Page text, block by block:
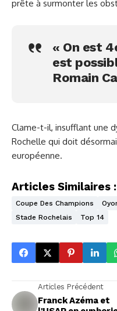
prête à surmonter les
« On est
est
Romain
Clame-t-il, insufflant une
Rochelle qui doit
européenne.
Articles Similaires :
Coupe Des Champions
Stade Rochelais
Top 14
Articles Précédent
Franck Azéma et